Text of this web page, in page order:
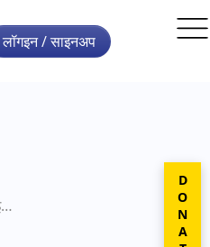
लॉगइन / साइनअप
इंदु थम्मैया के मैसूर (ऑनलाइन) स्पीच थेरेपिस्ट DONATE